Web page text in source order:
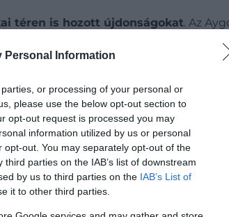
Personal Information
or processing of your personal or
please use the below opt-out section to
opt-out request is processed you may
information utilized by us or personal
out. You may separately opt-out of the
parties on the IAB’s list of downstream
by us to third parties on the IAB’s List of
it to other third parties.
téren is hozott újdonságokat. Az
hajtásra, a féklámpák formája is
rendszer, amely e-CVT váltón
is megőrizte városi használatra